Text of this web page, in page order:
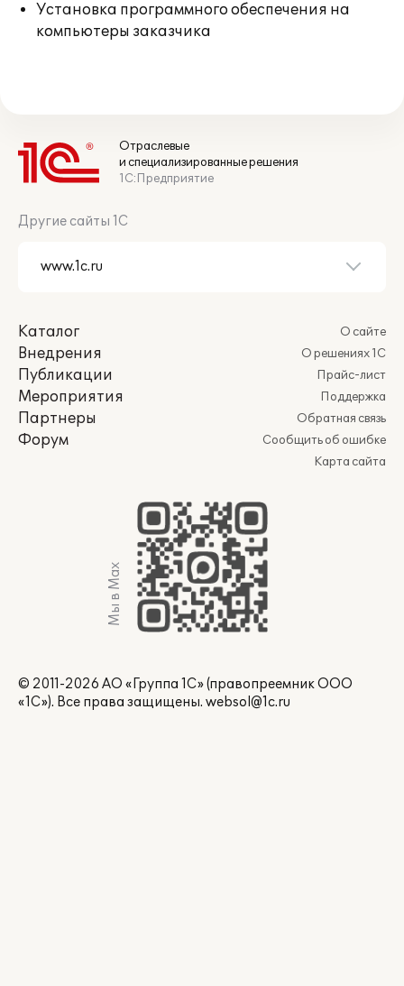
Установка программного обеспечения на
компьютеры заказчика
Отраслевые
и специализированные решения
1С:Предприятие
Другие сайты 1С
Каталог
Внедрения
Публикации
Мероприятия
Партнеры
Форум
О сайте
О решениях 1С
Прайс-лист
Поддержка
Обратная связь
Сообщить об ошибке
Карта сайта
Мы в Max
© 2011-2026 АО «Группа 1С» (правопреемник ООО
«1С»). Все права защищены. websol@1c.ru